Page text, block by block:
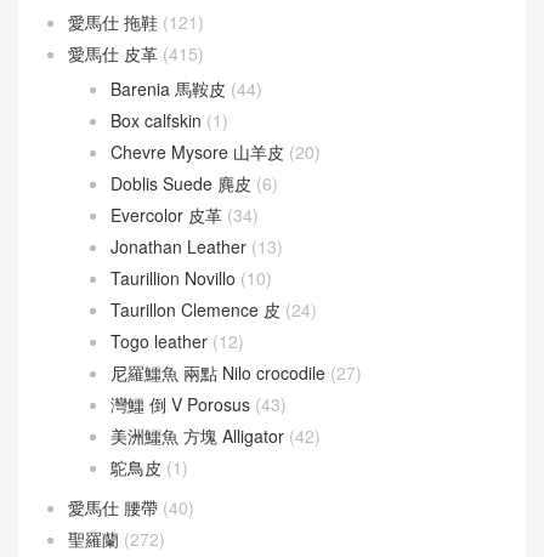
Verrou 17(74)
Verrou 21 (55)
愛馬仕(60)
Berline(9)
Cherche(24)
Victoria(8)
愛馬仕 拖鞋(121)
愛馬仕 皮革(415)
Barenia 馬鞍皮(44)
Box calfskin(1)
Chevre Mysore 山羊皮
Doblis Suede 麂皮 (6)
Evercolor 皮革(34)
Jonathan Leather(13)
Taurillion Novillo
Taurillon Clemence 皮
Togo leather